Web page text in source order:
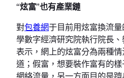
“炫富”也有產業鏈
對包養網于目前用炫富換流
學數字經濟研究院執行院長
表示，網上的炫富分為兩種
道；假富，想要裝作富有的